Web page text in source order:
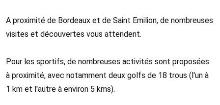
A proximité de Bordeaux et de Saint Emilion, de nombreuses
visites et découvertes vous attendent.
Pour les sportifs, de nombreuses activités sont proposées
à proximité, avec notamment deux golfs de 18 trous (l'un à
1 km et l'autre à environ 5 kms).